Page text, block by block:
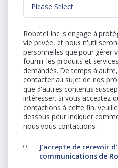
Robotel Inc. s'engage à
vie privée, et nous
personnelles que pour gérer
fournir les produits et
demandés. De temps à
contacter au sujet de nos
que d'autres contenus
intéresser. Si vous acceptez
contactions à cette fin,
dessous pour indiquer
nous vous contactions :
J'accepte de recevoir
communications de